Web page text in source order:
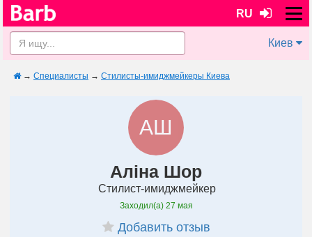
RU
Киев
→ Специалисты → Стилисты-имиджмейкеры Киева
АШ
Аліна Шор
Стилист-имиджмейкер
Заходил(а) 27 мая
Добавить отзыв